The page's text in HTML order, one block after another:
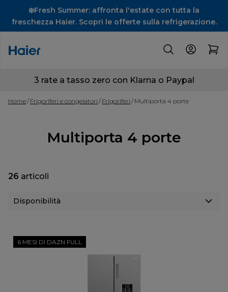
❄️Fresh Summer: affronta l'estate con tutta la
freschezza Haier. Scopri le offerte sulla refrigerazione.
3 rate a tasso zero con Klarna o Paypal
Home Frigoriferi e congelatori Frigoriferi Multiporta 4 porte
Multiporta 4 porte
26 articoli
6 MESI DI DAZN FULL